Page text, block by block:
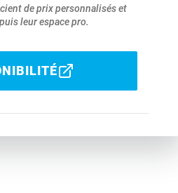
de prix personnalisés et
leur espace pro.